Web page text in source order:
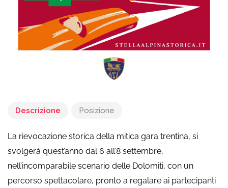
Descrizione Posizione
La rievocazione storica della mitica gara trentina, si
svolgerà quest’anno dal 6 all’8 settembre,
nell’incomparabile scenario delle Dolomiti, con un
percorso spettacolare, pronto a regalare ai partecipanti